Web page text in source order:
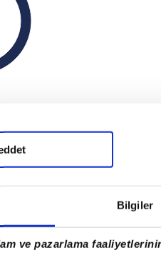
Bilgiler
ve pazarlama
Maç
09/10/24
2:1